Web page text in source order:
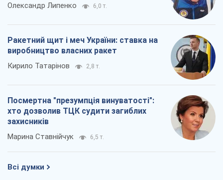
Олександр Липенко 6,0 т.
Ракетний щит і меч України: ставка на
виробництво власних ракет
Кирило Татарінов 2,8 т.
Посмертна "презумпція винуватості":
хто дозволив ТЦК судити загиблих
захисників
Марина Ставнійчук 6,5 т.
Всі думки